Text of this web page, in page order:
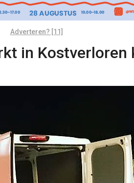
Adverteren? [11]
in Kostverloren